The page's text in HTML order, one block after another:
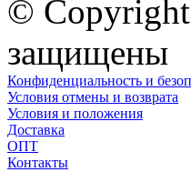
©
защищены
Конфиденциальность и
Условия отмены и возврата
Условия и положения
Доставка
ОПТ
Контакты